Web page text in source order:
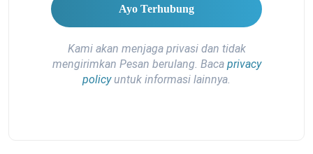
Kami akan menjaga privasi dan tidak
mengirimkan Pesan berulang. Baca privacy
policyuntuk informasi lainnya.